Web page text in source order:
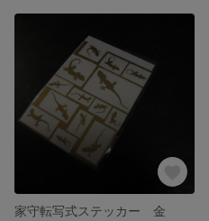
家守転写式ステッカー 金